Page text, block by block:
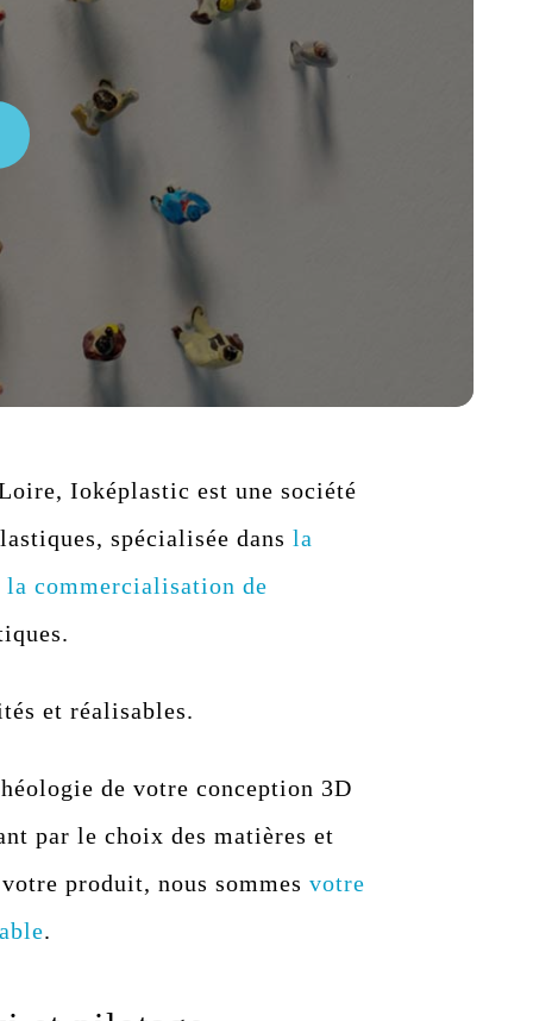
Ioképlastic est une société
spécialisée dans la
la commercialisation de
et réalisables.
de votre conception 3D
par le choix des matières et
produit, nous sommes votre
.